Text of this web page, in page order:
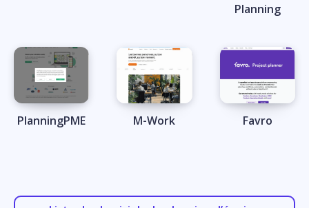
Planning
PlanningPME M-Work Favro